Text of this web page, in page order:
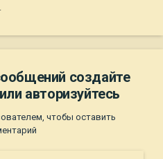
создайте
авторизуйтесь
чтобы оставить